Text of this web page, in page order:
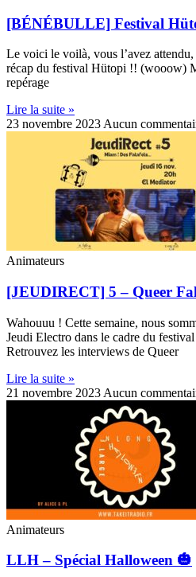
[BÉNÉBULLE] Festival
Le voici le voilà, vous l’avez
récap du festival Hütopi !! (wooow)
repérage
Lire la suite »
23 novembre 2023 Aucun
Animateurs
[JEUDIRECT] 5 – Queer
Wahouuu ! Cette semaine, nous
Jeudi Electro dans le cadre du
Retrouvez les interviews de Queer
Lire la suite »
21 novembre 2023 Aucun
Animateurs
LLH – Spécial Halloween 🎃